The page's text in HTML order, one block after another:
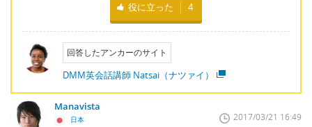
役に立った 4
回答したアンカーのサイト
DMM英会話講師 Natsai（ナツァイ）
Manavista
日本 2017/03/21 16:49